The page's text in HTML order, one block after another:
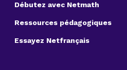
Débutez avec Netmath
Ressources pédagogiques
Essayez Netfrançais